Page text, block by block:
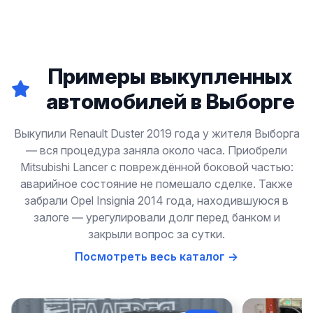
Примеры выкупленных
автомобилей в Выборге
Выкупили Renault Duster 2019 года у жителя Выборга
— вся процедура заняла около часа. Приобрели
Mitsubishi Lancer с повреждённой боковой частью:
аварийное состояние не помешало сделке. Также
забрали Opel Insignia 2014 года, находившуюся в
залоге — урегулировали долг перед банком и
закрыли вопрос за сутки.
Посмотреть весь каталог →